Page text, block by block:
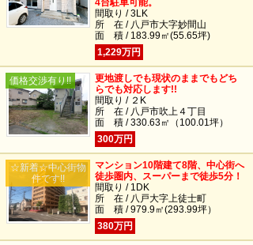
4台駐車可能。
間取り / 3LK
所 在 / 八戸市大字妙間山
面 積 / 183.99㎡(55.65坪)
1,229万円
価格交渉有り!!
更地渡しでも現状のままでもどち
らでも対応します!!
間取り / ２K
所 在 / 八戸市吹上４丁目
面 積 / 330.63㎡（100.01坪）
300万円
☆新着☆中心街物
件です!!
マンション10階建て8階、中心街へ
徒歩圏内、スーパーまで徒歩5分！
間取り / 1DK
所 在 / 八戸大字上徒士町
面 積 / 979.9㎡(293.99坪）
380万円